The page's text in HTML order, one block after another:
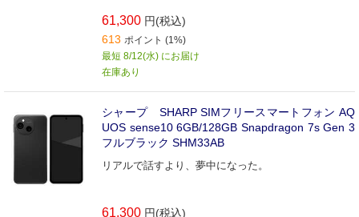
61,300 円(税込)
613 ポイント (1%)
最短 8/12(水) にお届け
在庫あり
シャープ SHARP SIMフリースマートフォン AQ
UOS sense10 6GB/128GB Snapdragon 7s Gen 3
フルブラック SHM33AB
リアルで話すより、夢中になった。
61,300 円(税込)